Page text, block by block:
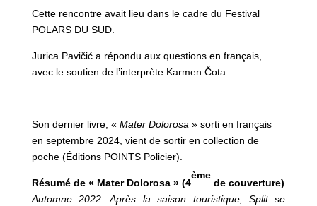
Cette rencontre avait lieu dans le cadre du Festival
POLARS DU SUD.
Jurica Pavičić a répondu aux questions en français,
avec le soutien de l’interprète Karmen Čota.
Son dernier livre, « Mater Dolorosa » sorti en français
en septembre 2024, vient de sortir en collection de
poche (Éditions POINTS Policier).
Résumé de « Mater Dolorosa » (4
ème
de couverture)
Automne 2022. Après la saison touristique, Split se